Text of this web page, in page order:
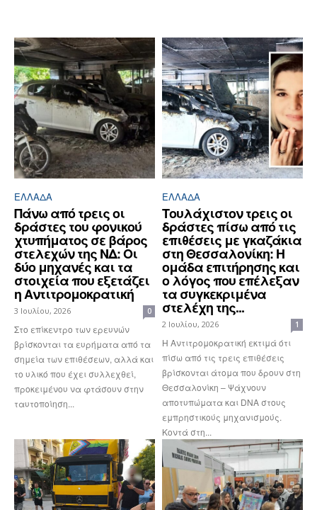
ΕΛΛΆΔΑ
Πάνω από τρεις οι
δράστες του φονικού
χτυπήματος σε βάρος
στελεχών της ΝΔ: Οι
δύο μηχανές και τα
στοιχεία που εξετάζει
η Αντιτρομοκρατική
3 Ιουλίου, 2026 0
Στο επίκεντρο των ερευνών
βρίσκονται τα ευρήματα από τα
σημεία των επιθέσεων, αλλά και
το υλικό που έχει συλλεχθεί,
προκειμένου να φτάσουν στην
ταυτοποίηση...
ΕΛΛΆΔΑ
Τουλάχιστον τρεις οι
δράστες πίσω από τις
επιθέσεις με γκαζάκια
στη Θεσσαλονίκη: Η
ομάδα επιτήρησης και
ο λόγος που επέλεξαν
τα συγκεκριμένα
στελέχη της...
2 Ιουλίου, 2026 1
Η Αντιτρομοκρατική εκτιμά ότι
πίσω από τις τρεις επιθέσεις
βρίσκονται άτομα που δρουν στη
Θεσσαλονίκη – Ψάχνουν
αποτυπώματα και DNA στους
εμπρηστικούς μηχανισμούς.
Κοντά στη...